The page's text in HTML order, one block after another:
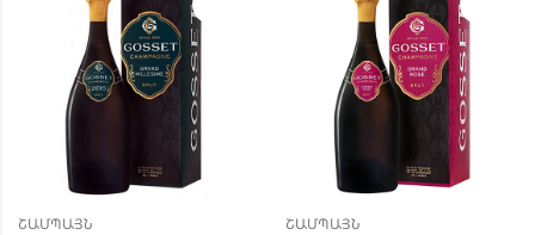
ՇԱՄՊԱՅՆ ՇԱՄՊԱՅՆ